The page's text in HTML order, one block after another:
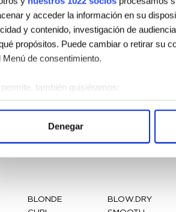
y acceder la información en su
y contenido, investigación de
propósitos. Puede cambiar o retirar su
Menú de consentimiento.
permite, también quisiéramos:
Recopilar información sobre su
más información sobre cómo se
Además, compartimos información
y análisis web, quienes pueden
Denegar
SAMARANCH, 55
PM
PM
PM
PM
PM
PM
BLONDE
BLOW.DRY